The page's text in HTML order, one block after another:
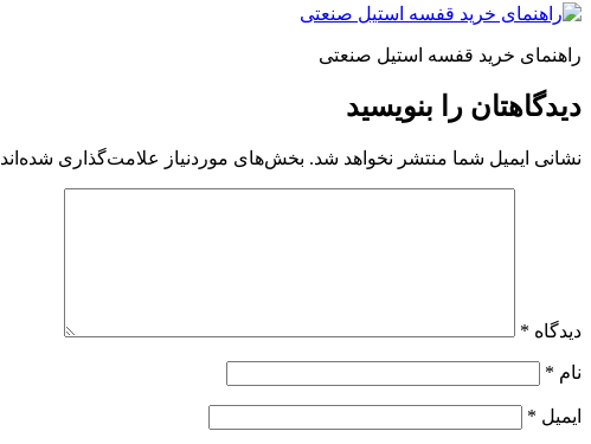
راهنمای خرید قفسه استیل صنعتی
دیدگاهتان را بنویسید
نشانی ایمیل شما منتشر نخواهد شد. بخش‌های موردنیاز علامت‌گذاری شده‌اند
دیدگاه *
نام *
ایمیل *